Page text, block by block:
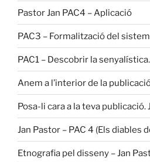
Pastor Jan PAC4 – Aplicació
PAC3 – Formalització del
PAC1 – Descobrir la
Anem a l’interior de la
Posa-li cara a la teva publicació.
Jan Pastor – PAC 4 (Els diables
Etnografia pel disseny – Jan